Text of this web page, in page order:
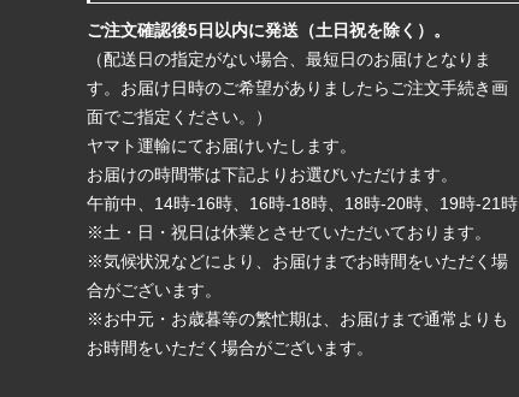
ご注文確認後5日以内に発送（土日祝を除く）。
（配送日の指定がない場合、最短日のお届けとなりま
す。お届け日時のご希望がありましたらご注文手続き画
面でご指定ください。）
ヤマト運輸にてお届けいたします。
お届けの時間帯は下記よりお選びいただけます。
午前中、14時-16時、16時-18時、18時-20時、19時-21時
※土・日・祝日は休業とさせていただいております。
※気候状況などにより、お届けまでお時間をいただく場
合がございます。
※お中元・お歳暮等の繁忙期は、お届けまで通常よりも
お時間をいただく場合がございます。